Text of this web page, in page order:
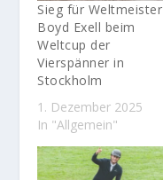
Sieg für Weltmeister
Boyd Exell beim
Weltcup der
Vierspänner in
Stockholm
1. Dezember 2025
In "Allgemein"